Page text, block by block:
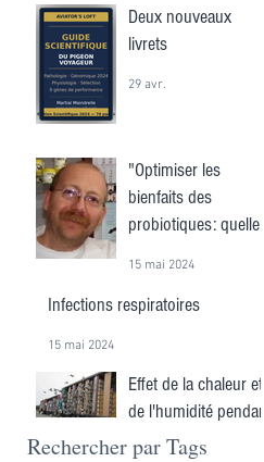
Deux nouveaux
livrets
29 avr.
"Optimiser les
bienfaits des
probiotiques: quelle
15 mai 2024
Infections respiratoires
15 mai 2024
Effet de la chaleur et
de l'humidité pendant
une course
Rechercher par Tags